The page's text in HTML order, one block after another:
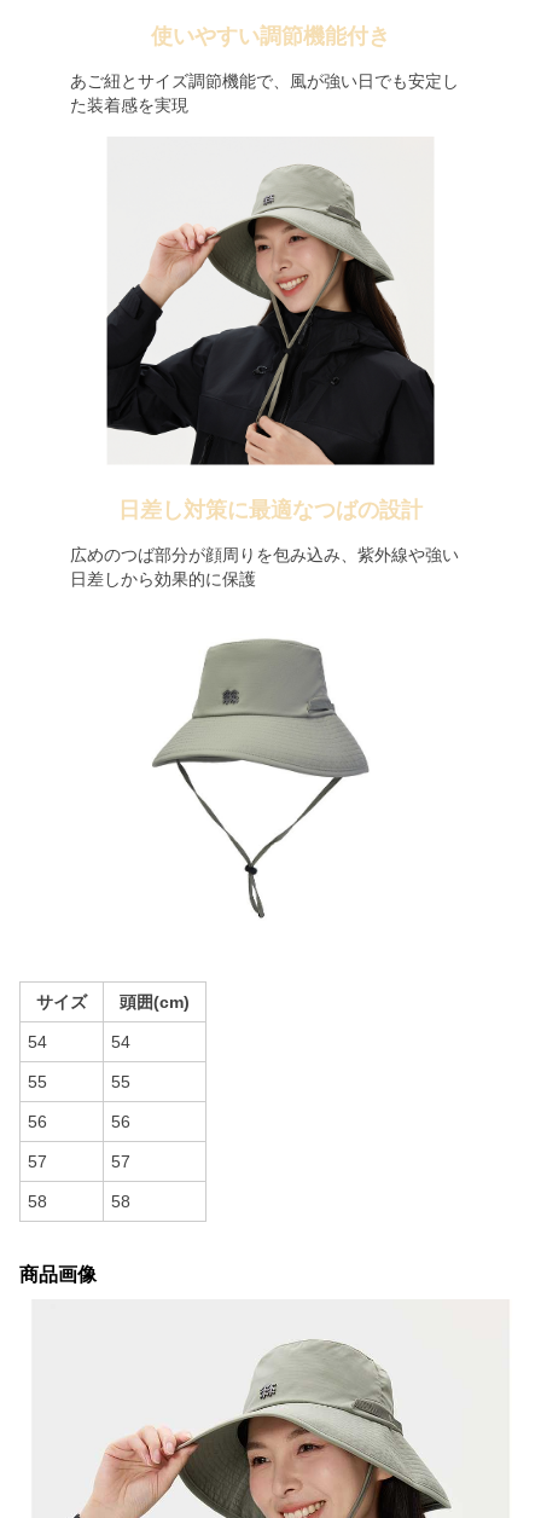
使いやすい調節機能付き
あご紐とサイズ調節機能で、風が強い日でも安定し
た装着感を実現
日差し対策に最適なつばの設計
広めのつば部分が顔周りを包み込み、紫外線や強い
日差しから効果的に保護
サイズ 頭囲(cm)
54 54
55 55
56 56
57 57
58 58
商品画像